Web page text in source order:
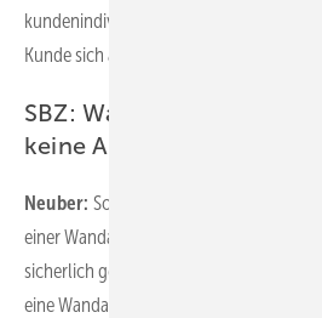
kundenindividuellen Betätigungsplatte
Kunde sich aussuchen kann.
SBZ: Was ist denn, wenn
keine Armatur an der
Neuber: Sollte sich der Kunde
einer Wandarmatur überzeugen lassen,
sicherlich genügend andere Badserien
eine Wandarmatur nicht als